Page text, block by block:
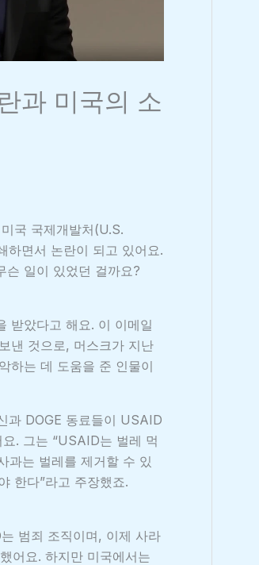
과 미국의 소
국 국제개발처(U.S.
면서 논란이 되고 있어요.
슨 일이 있었던 걸까요?
받았다고 해요. 이 이메일
낸 것으로, 머스크가 지난
하는 데 도움을 준 인물이
과 DOGE 동료들이 USAID
. 그는 “USAID는 벌레 먹
과는 벌레를 제거할 수 있
한다”라고 주장했죠.
범죄 조직이며, 이제 사라
어요. 하지만 미국에서는